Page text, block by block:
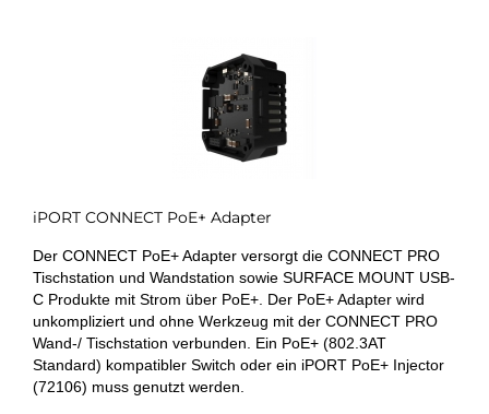
iPORT CONNECT PoE+ Adapter
Der CONNECT PoE+ Adapter versorgt die CONNECT PRO
Tischstation und Wandstation sowie SURFACE MOUNT USB-
C Produkte mit Strom über PoE+. Der PoE+ Adapter wird
unkompliziert und ohne Werkzeug mit der CONNECT PRO
Wand-/ Tischstation verbunden. Ein PoE+ (802.3AT
Standard) kompatibler Switch oder ein iPORT PoE+ Injector
(72106) muss genutzt werden.